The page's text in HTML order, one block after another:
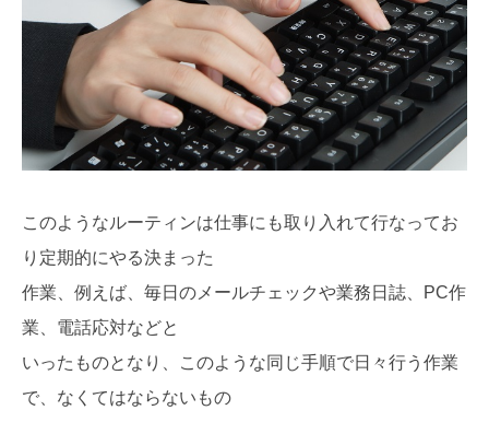
このようなルーティンは仕事にも取り入れて行なってお
り定期的にやる決まった
作業、例えば、毎日のメールチェックや業務日誌、PC作
業、電話応対などと
いったものとなり、このような同じ手順で日々行う作業
で、なくてはならないもの